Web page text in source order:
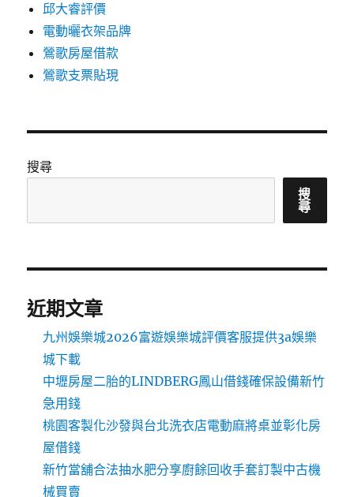
邱大睿評價
電動曬衣架品牌
鶯歌房屋借款
鶯歌支票貼現
搜尋
搜
尋
近期文章
九州娛樂城2026富遊娛樂城評價客服提供3a娛樂
城下載
中壢房屋二胎的LINDBERG鳳山借錢確保設備新竹
急用錢
桃園客製化沙發與台北洗衣店電動麻將桌並彰化房
屋借錢
新竹當舖合法抽水肥分享廚餘回收手套訂製中古機
械買賣